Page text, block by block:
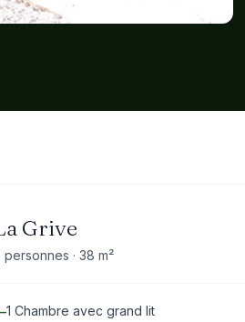
Grive
personnes · 38 m²
1 Chambre avec grand lit